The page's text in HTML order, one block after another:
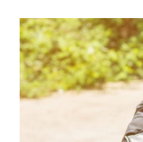
TARIFICATION CHIENS
TARIFICATION
TARIFICATION 2 ROUES